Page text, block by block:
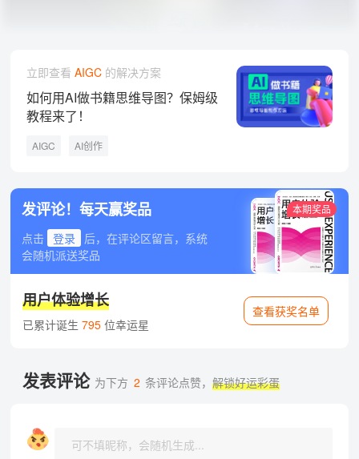
立即查看 AIGC的解决方案
如何用AI做书籍思维导图？保姆级
教程来了！
AIGC AI创作
发评论！每天赢奖品
点击 登录
后，在评论区留言，系统
会随机派送奖品
本期奖品
用户体验增长
已累计诞生 795位幸运星
查看获奖名单
发表评论 为下方 2 条评论点赞，解锁好运彩蛋